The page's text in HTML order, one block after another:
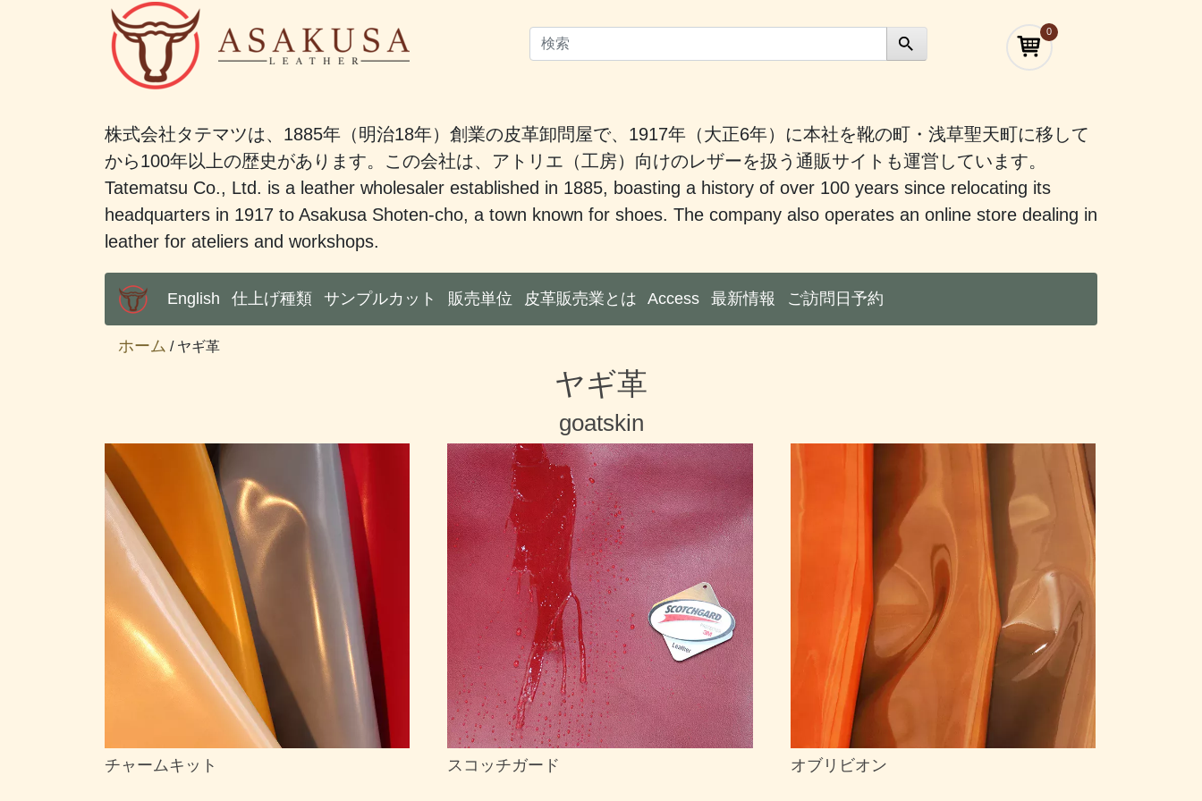
0
株式会社タテマツは、1885年（明治18年）創業の皮革卸問屋で、1917年（大正6年）に本社を靴の町・浅草聖天町に移して
から100年以上の歴史があります。この会社は、アトリエ（工房）向けのレザーを扱う通販サイトも運営しています。
Tatematsu Co., Ltd. is a leather wholesaler established in 1885, boasting a history of over 100 years since relocating its
headquarters in 1917 to Asakusa Shoten-cho, a town known for shoes. The company also operates an online store dealing in
leather for ateliers and workshops.
Main Menu
English 仕上げ種類 サンプルカット 販売単位 皮革販売業とは Access 最新情報 ご訪問日予約
ホーム / ヤギ革
ヤギ革
goatskin
チャームキット スコッチガード オブリビオン